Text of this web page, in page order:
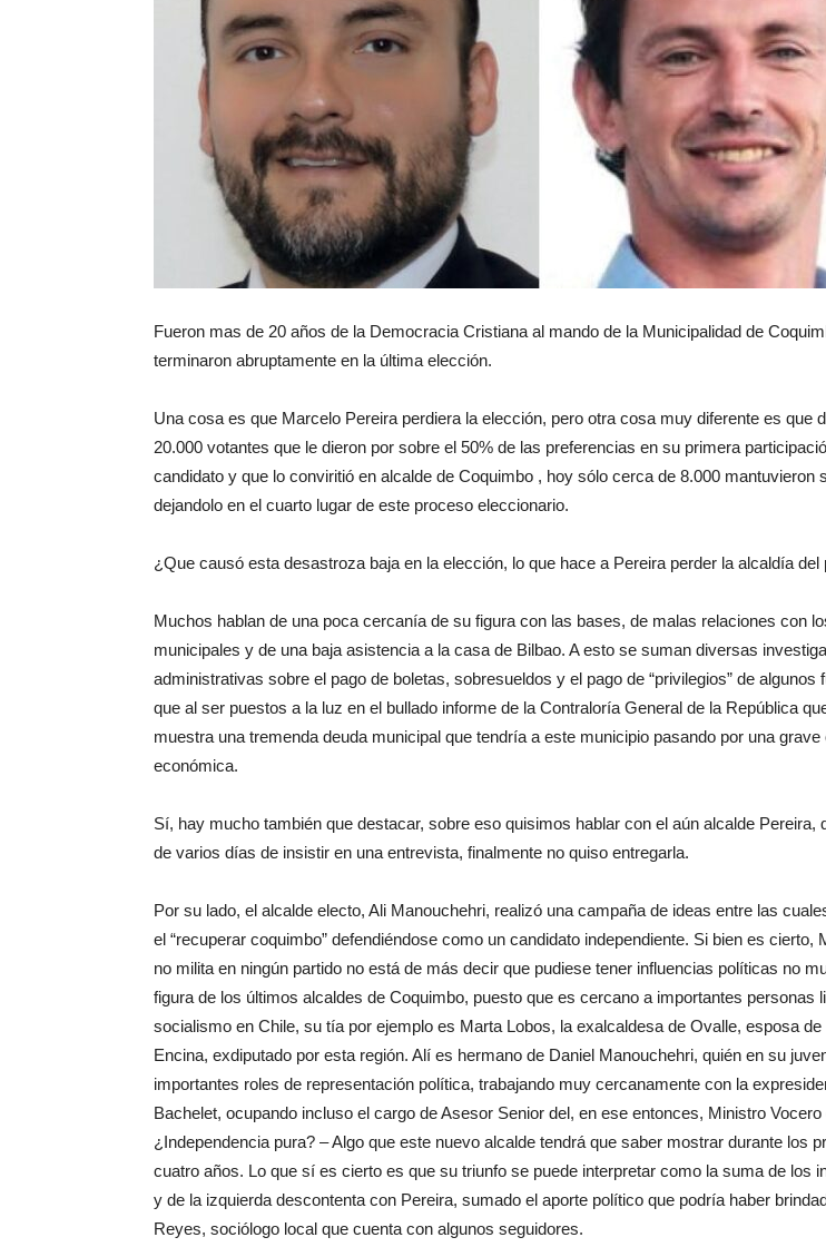
Fueron mas de 20 años de la Democracia Cristiana al mando de la Municipalidad de
terminaron abruptamente en la última elección.
Una cosa es que Marcelo Pereira perdiera la elección, pero otra cosa muy diferente es que
20.000 votantes que le dieron por sobre el 50% de las preferencias en su primera
candidato y que lo conviritió en alcalde de Coquimbo , hoy sólo cerca de 8.000 mantuvieron
dejandolo en el cuarto lugar de este proceso eleccionario.
¿Que causó esta desastroza baja en la elección, lo que hace a Pereira perder la alcaldía del
Muchos hablan de una poca cercanía de su figura con las bases, de malas relaciones con
municipales y de una baja asistencia a la casa de Bilbao. A esto se suman diversas
administrativas sobre el pago de boletas, sobresueldos y el pago de “privilegios” de algunos
que al ser puestos a la luz en el bullado informe de la Contraloría General de la República
muestra una tremenda deuda municipal que tendría a este municipio pasando por una grave
económica.
Sí, hay mucho también que destacar, sobre eso quisimos hablar con el aún alcalde Pereira,
de varios días de insistir en una entrevista, finalmente no quiso entregarla.
Por su lado, el alcalde electo, Ali Manouchehri, realizó una campaña de ideas entre las
el “recuperar coquimbo” defendiéndose como un candidato independiente. Si bien es cierto,
no milita en ningún partido no está de más decir que pudiese tener influencias políticas no
figura de los últimos alcaldes de Coquimbo, puesto que es cercano a importantes personas
socialismo en Chile, su tía por ejemplo es Marta Lobos, la exalcaldesa de Ovalle, esposa
Encina, exdiputado por esta región. Alí es hermano de Daniel Manouchehri, quién en su
importantes roles de representación política, trabajando muy cercanamente con la
Bachelet, ocupando incluso el cargo de Asesor Senior del, en ese entonces, Ministro Vocero
¿Independencia pura? – Algo que este nuevo alcalde tendrá que saber mostrar durante los
cuatro años. Lo que sí es cierto es que su triunfo se puede interpretar como la suma de los
y de la izquierda descontenta con Pereira, sumado el aporte político que podría haber
Reyes, sociólogo local que cuenta con algunos seguidores.